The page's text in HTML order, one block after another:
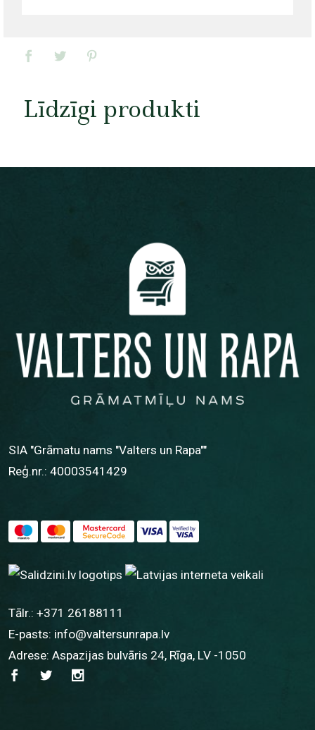
Līdzīgi produkti
SIA "Grāmatu nams "Valters un Rapa""
Reģ.nr.: 40003541429
Tālr.: +371 26188111
E-pasts: info@valtersunrapa.lv
Adrese: Aspazijas bulvāris 24, Rīga, LV -1050